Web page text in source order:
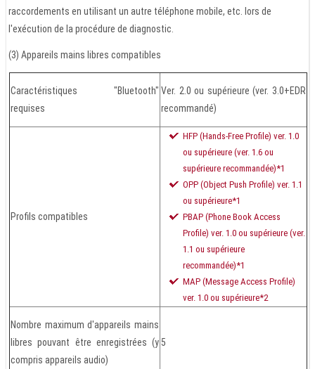
raccordements en utilisant un autre téléphone mobile, etc. lors de
l'exécution de la procédure de diagnostic.
(3) Appareils mains libres compatibles
Caractéristiques "Bluetooth"
requises
Ver. 2.0 ou supérieure (ver. 3.0+EDR
recommandé)
Profils compatibles
HFP (Hands-Free Profile) ver. 1.0
ou supérieure (ver. 1.6 ou
supérieure recommandée)*1
OPP (Object Push Profile) ver. 1.1
ou supérieure*1
PBAP (Phone Book Access
Profile) ver. 1.0 ou supérieure (ver.
1.1 ou supérieure
recommandée)*1
MAP (Message Access Profile)
ver. 1.0 ou supérieure*2
Nombre maximum d'appareils mains
libres pouvant être enregistrées (y
compris appareils audio)
5